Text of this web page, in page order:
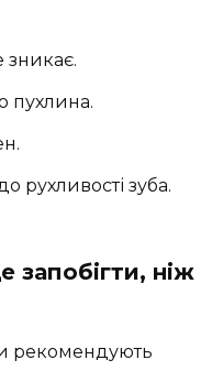
зникає.
пухлина.
рухливості зуба.
запобігти, ніж
рекомендують